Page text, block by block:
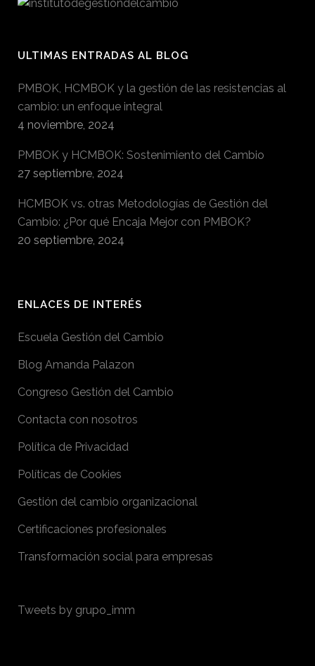
ULTIMAS ENTRADAS AL BLOG
PMBOK, HCMBOK y la gestión de las resistencias al
cambio: un enfoque integral
4 noviembre, 2024
PMBOK y HCMBOK: Sostenimiento del Cambio
27 septiembre, 2024
HCMBOK vs. otras Metodologías de Gestión del
Cambio: ¿Por qué Encaja Mejor con PMBOK?
20 septiembre, 2024
ENLACES DE INTERÉS
Escuela Gestión del Cambio
Blog Amanda Palazon
Congreso Gestión del Cambio
Contacta con nosotros
Política de Privacidad
Políticas de Cookies
Gestión del cambio organizacional
Certificaciones profesionales
Transformación social para empresas
Tweets by grupo_imm